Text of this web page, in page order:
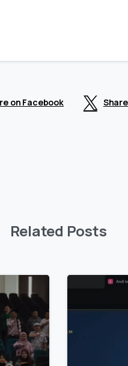
on Facebook
Related Posts